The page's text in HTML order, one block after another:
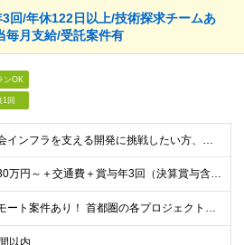
3回/年休122日以上/技術探求チームあ
毎月支給/受託案件有
ンOK
1回
【社会インフラを支える開発に挑戦したい方、大歓迎！】 ●詳細設計の実務経験またはプログラミングの実務経験が1年以上 ●開発言語（Java、Python、C、C++、.NET系など）いずれかの実務経験
月給30万円～＋交通費＋賞与年3回（決算賞与含む） ※経験・スキル・前職給与を最大限考慮し、面談のうえ決定します。 ※残業代は別途全額支給いたします。 ※試用期間3ヶ月あり（期間中の給与・待遇に差異は
◆リモート案件あり！ 首都圏の各プロジェクト先での勤務となります。 【本社】東京都台東区台東1-38-9 イトーピア清洲橋通ビル8F ＼希望者は大阪支社勤務も可能です／ ※(変更の範囲)上記を除く当
以内